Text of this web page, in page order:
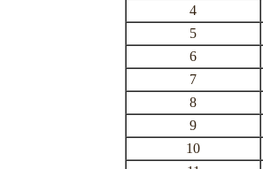
4
5
6
7
8
9
10